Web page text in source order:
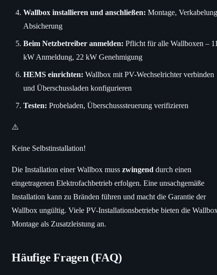
Wallbox installieren und anschließen: Montage,
Absicherung
Beim Netzbetreiber anmelden: Pflicht für alle Wallboxen –
kW Anmeldung, 22 kW Genehmigung
HEMS einrichten: Wallbox mit PV-Wechselrichter verbinden
und Überschussladen konfigurieren
Testen: Probeladen, Überschusssteuerung verifizieren
⚠️
Keine Selbstinstallation!
Die Installation einer Wallbox muss zwingend durch einen
eingetragenen Elektrofachbetrieb erfolgen. Eine unsachgemäße
Installation kann zu Bränden führen und macht die Garantie der
Wallbox ungültig. Viele PV-Installationsbetriebe bieten die
Montage als Zusatzleistung an.
Häufige Fragen (FAQ)